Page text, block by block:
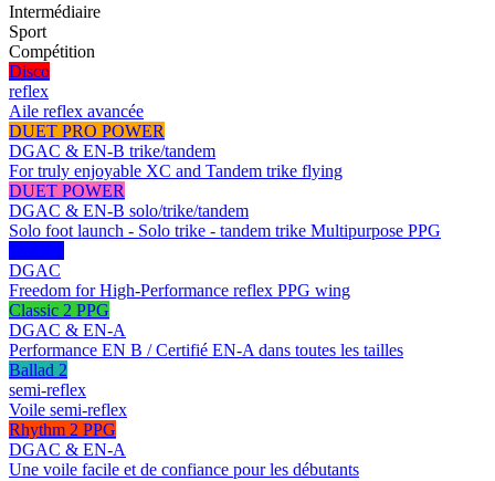
Intermédiaire
Sport
Compétition
Disco
reflex
Aile reflex avancée
DUET PRO POWER
DGAC & EN-B trike/tandem
For truly enjoyable XC and Tandem trike flying
DUET POWER
DGAC & EN-B solo/trike/tandem
Solo foot launch - Solo trike - tandem trike Multipurpose PPG
DGAC
Freedom for High-Performance reflex PPG wing
Classic 2 PPG
DGAC & EN-A
Performance EN B / Certifié EN-A dans toutes les tailles
Ballad 2
semi-reflex
Voile semi-reflex
Rhythm 2 PPG
DGAC & EN-A
Une voile facile et de confiance pour les débutants